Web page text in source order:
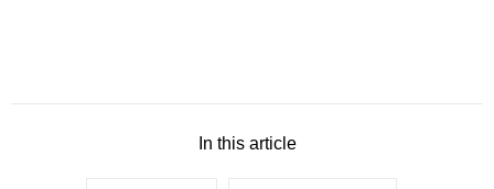
In this article